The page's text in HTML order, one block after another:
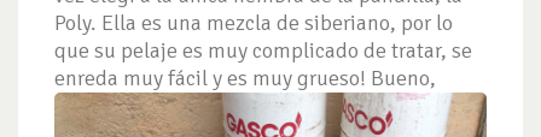
Poly. Ella es una mezcla de siberiano, por lo
que su pelaje es muy complicado de tratar, se
enreda muy fácil y es muy grueso! Bueno,